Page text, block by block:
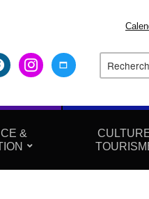
instagrammaximize
&